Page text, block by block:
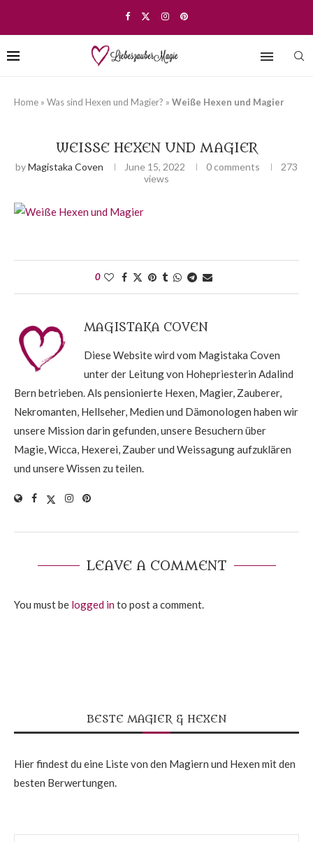
Home » Was sind Hexen und Magier? » Weiße Hexen und Magier
WEISSE HEXEN UND MAGIER
byMagistaka Coven June 15, 2022 0 comments
273
views
0
MAGISTAKA COVEN
Diese Website wird vom Magistaka Coven
unter der Leitung von Hohepriesterin Adalind
Bern betrieben. Als pensionierte Hexen, Magier, Zauberer,
Nekromanten, Hellseher, Medien und Dämonologen haben wir
unsere Mission darin gefunden, unsere Besuchern über
Magie, Wicca, Hexerei, Zauber und Weissagung aufzuklären
und unsere Wissen zu teilen.
LEAVE A COMMENT
You must be logged into post a comment.
BESTE MAGIER & HEXEN
Hier findest du eine Liste von den Magiern und Hexen mit den
besten Berwertungen.